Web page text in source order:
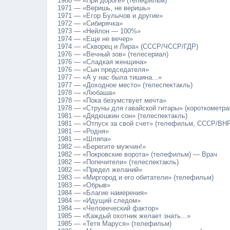
1971 — «Веришь, не веришь»
1971 — «Егор Булычов и другие»
1972 — «Сибирячка»
1973 — «Нейлон — 100%»
1974 — «Еще не вечер»
1974 — «Скворец и Лира» (СССР/ЧССР/ГДР)
1976 — «Вечный зов» (телесериал)
1976 — «Сладкая женщина»
1976 — «Сын председателя»
1977 — «А у нас была тишина...»
1977 — «Доходное место» (телеспектакль)
1978 — «Любаша»
1978 — «Пока безумствует мечта»
1978 — «Струны для гавайской гитары»
1981 — «Дядюшкин сон» (телеспектакль)
1981 — «Отпуск за свой счет» (телефильм, СССР/
1981 — «Родня»
1981 — «Шляпа»
1982 — «Берегите мужчин!»
1982 — «Покровские ворота» (телефильм) — Врач
1982 — «Попечители» (телеспектакль)
1982 — «Предел желаний»
1983 — «Миргород и его обитатели» (телефильм)
1983 — «Обрыв»
1984 — «Благие намерения»
1984 — «Идущий следом»
1984 — «Человеческий фактор»
1985 — «Каждый охотник желает знать...»
1985 — «Тетя Маруся» (телефильм)